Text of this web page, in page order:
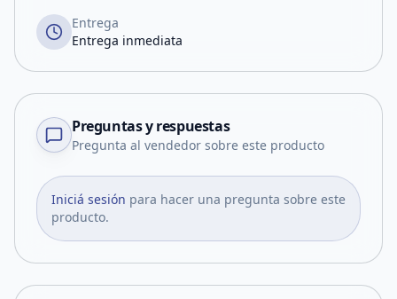
Entrega
Entrega inmediata
Preguntas y respuestas
Pregunta al vendedor sobre este producto
Iniciá sesión para hacer una pregunta sobre este
producto.